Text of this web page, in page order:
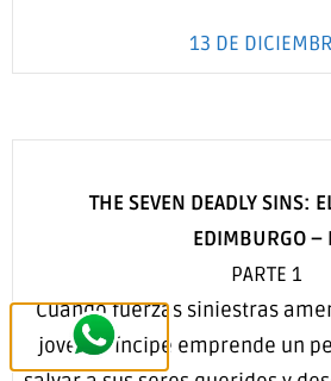
13 DE
THE SEVEN DEADLY SINS:
EDIMBURGO–
PARTE 1
Cuando fuerzas siniestras
joven príncipe emprende un